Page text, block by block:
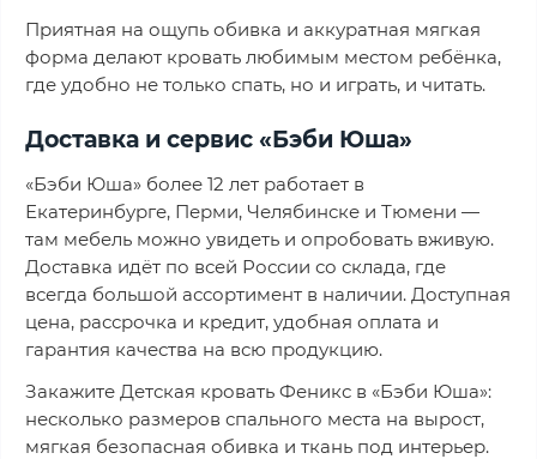
Приятная на ощупь обивка и аккуратная мягкая
форма делают кровать любимым местом ребёнка,
где удобно не только спать, но и играть, и читать.
Доставка и сервис «Бэби Юша»
«Бэби Юша» более 12 лет работает в
Екатеринбурге, Перми, Челябинске и Тюмени —
там мебель можно увидеть и опробовать вживую.
Доставка идёт по всей России со склада, где
всегда большой ассортимент в наличии. Доступная
цена, рассрочка и кредит, удобная оплата и
гарантия качества на всю продукцию.
Закажите Детская кровать Феникс в «Бэби Юша»:
несколько размеров спального места на вырост,
мягкая безопасная обивка и ткань под интерьер.